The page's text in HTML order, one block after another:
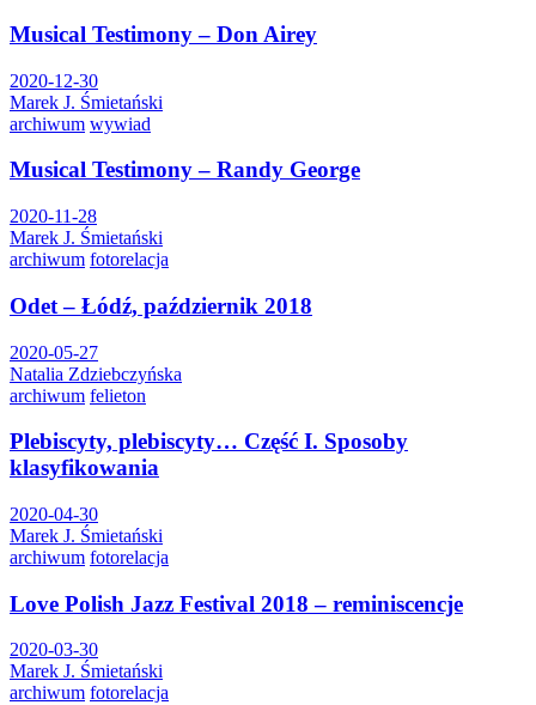
Musical Testimony – Don Airey
2020-12-30
Marek J. Śmietański
archiwum wywiad
Musical Testimony – Randy George
2020-11-28
Marek J. Śmietański
archiwum fotorelacja
Odet – Łódź, październik 2018
2020-05-27
Natalia Zdziebczyńska
archiwum felieton
Plebiscyty, plebiscyty… Część I. Sposoby
klasyfikowania
2020-04-30
Marek J. Śmietański
archiwum fotorelacja
Love Polish Jazz Festival 2018 – reminiscencje
2020-03-30
Marek J. Śmietański
archiwum fotorelacja